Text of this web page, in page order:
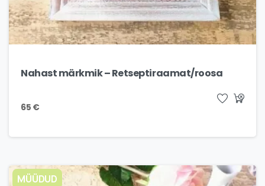
Nahast märkmik – Retseptiraamat/roosa
65 €
MÜÜDUD